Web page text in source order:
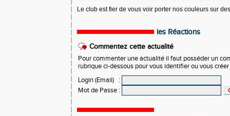
Le club est fier de vous voir porter nos couleurs sur
les Réactions
Commentez cette actualité
Pour commenter une actualité il faut posséder un
rubrique ci-dessous pour vous identifier ou vous
Login (Email)
:
Mot de Passe :